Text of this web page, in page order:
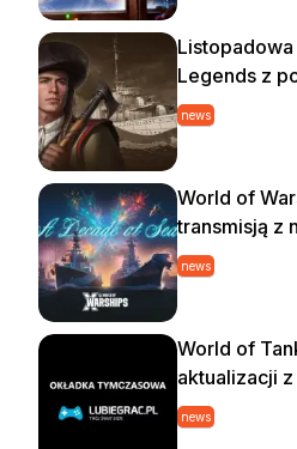
Listopadowa
Legends z
news
World of
transmisją z
news
World of
aktualizacji
news